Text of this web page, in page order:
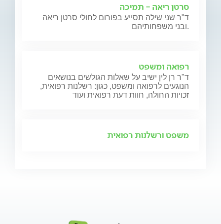
סרטן ריאה - תמיכה
ד"ר שני שילה תסייע בפורום לחולי סרטן ריאה
ובני משפחותיהם.
רפואה ומשפט
ד"ר רן לין ישיב על שאלות הגולשים בנושאים
הנוגעים לרפואה ומשפט, כגון: רשלנות רפואית,
זכויות החולה, חוות דעת רפואית ועוד
משפט ורשלנות רפואית